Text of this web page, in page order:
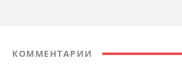
КОММЕНТАРИИ